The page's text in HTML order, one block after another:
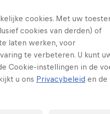
cookies. Met uw
cookies van derden) of
laten werken, voor
te verbeteren. U kunt
Cookie-instellingen in de
u ons Privacybeleid en de